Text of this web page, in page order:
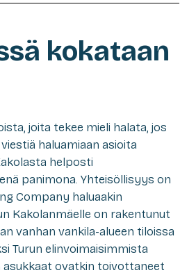
kokataan
joita tekee mieli halata, jos
haluamiaan asioita
helposti
panimona. Yhteisöllisyys on
Company haluaakin
Kakolanmäelle on rakentunut
vanhan vankila-alueen tiloissa
Turun elinvoimaisimmista
ovatkin toivottaneet